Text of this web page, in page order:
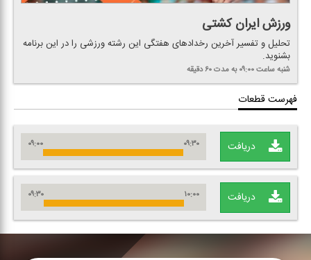
ورزش ایران كشتی
تحلیل و تفسیر آخرین رخدادهای هفتگی این رشته ورزشی را در این برنامه
بشنوید.
شنبهساعت ۰۹:۰۰ به مدت ۶۰ دقیقه
فهرست قطعات
دریافت ۰۹:۰۰ ۰۹:۳۰
دریافت ۰۹:۳۰ ۱۰:۰۰